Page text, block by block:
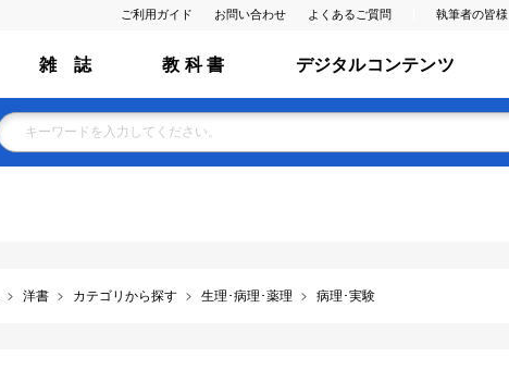
ご利用ガイド お問い合わせ よくあるご質問 執筆者の皆様
雑 誌 教 科 書 デジタルコンテンツ
洋書 カテゴリから探す 生理･病理･薬理 病理･実験